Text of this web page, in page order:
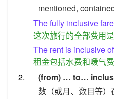
mentioned,
The fully inclusive
这次旅行的全部费用是
The rent is inclusive
租金包括水费和暖气费
2.
(from) … to…
数（或月、数目等）